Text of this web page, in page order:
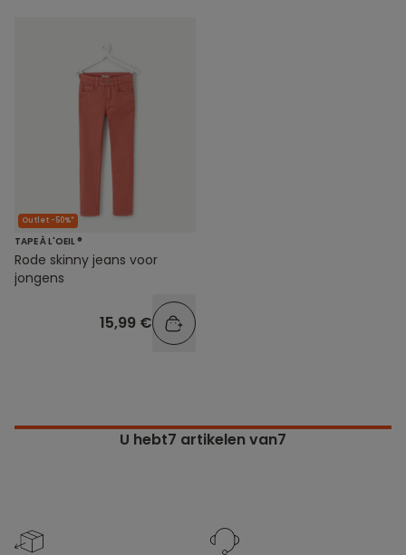
Outlet -50%*
TAPE À L'OEIL ®
Rode skinny jeans voor
jongens
15,99 €
U hebt7 artikelen van7